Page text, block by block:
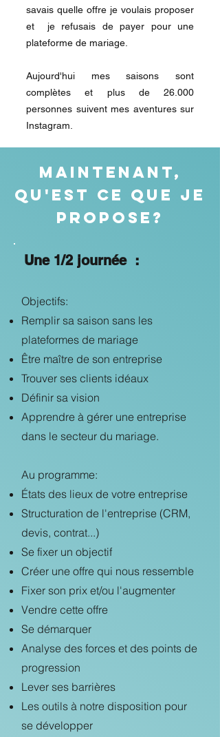
savais quelle offre je voulais proposer
et je refusais de payer pour une
plateforme de mariage.
Aujourd'hui mes saisons sont
complètes et plus de 26.000
personnes suivent mes aventures sur
Instagram.
Maintenant,
qu'est ce que je
propose?
Une 1/2 journée :
Objectifs:
Remplir sa saison sans les
plateformes de mariage
Être maître de son entreprise
Trouver ses clients idéaux
Définir sa vision
Apprendre à gérer une entreprise
dans le secteur du mariage.
Au programme:
États des lieux de votre entreprise
Structuration de l'entreprise (CRM,
devis, contrat...)
Se fixer un objectif
Créer une offre qui nous ressemble
Fixer son prix et/ou l'augmenter
Vendre cette offre
Se démarquer
Analyse des forces et des points de
progression
Lever ses barrières
Les outils à notre disposition pour
se développer